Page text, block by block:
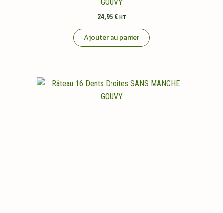
GOUVY
24,95 € HT
Ajouter au panier